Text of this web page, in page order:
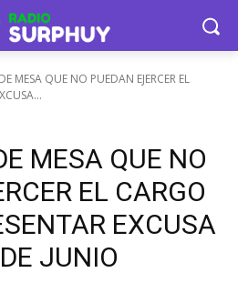
MESA QUE NO PUEDAN EJERCER EL
MESA QUE NO
EL CARGO
EXCUSA
JUNIO